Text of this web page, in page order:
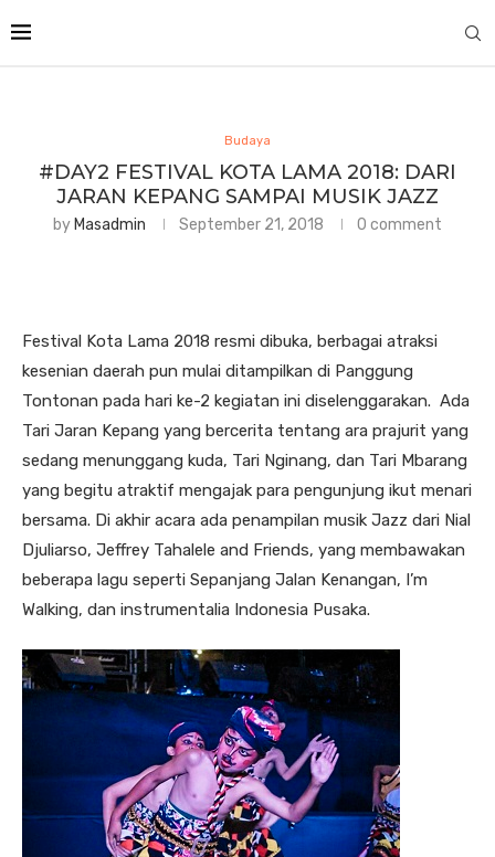
Budaya
#DAY2 FESTIVAL KOTA LAMA 2018: DARI
JARAN KEPANG SAMPAI MUSIK JAZZ
by Masadmin September 21, 2018 0 comment
Festival Kota Lama 2018 resmi dibuka, berbagai atraksi
kesenian daerah pun mulai ditampilkan di Panggung
Tontonan pada hari ke-2 kegiatan ini diselenggarakan. Ada
Tari Jaran Kepang yang bercerita tentang ara prajurit yang
sedang menunggang kuda, Tari Nginang, dan Tari Mbarang
yang begitu atraktif mengajak para pengunjung ikut menari
bersama. Di akhir acara ada penampilan musik Jazz dari Nial
Djuliarso, Jeffrey Tahalele and Friends, yang membawakan
beberapa lagu seperti Sepanjang Jalan Kenangan, I’m
Walking, dan instrumentalia Indonesia Pusaka.